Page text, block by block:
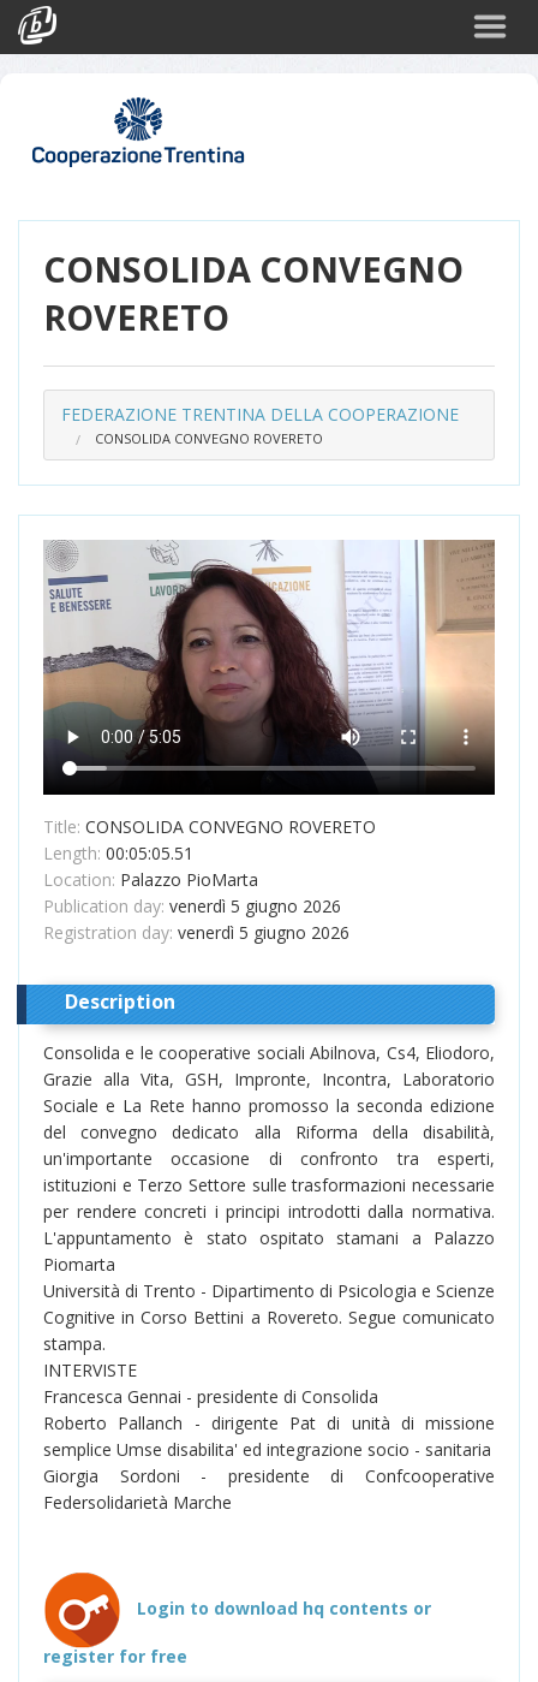
Login
CONSOLIDA CONVEGNO
ROVERETO
FEDERAZIONE TRENTINA DELLA COOPERAZIONE
CONSOLIDA CONVEGNO ROVERETO
Title: CONSOLIDA CONVEGNO ROVERETO
Length: 00:05:05.51
Location: Palazzo PioMarta
Publication day: venerdì 5 giugno 2026
Registration day: venerdì 5 giugno 2026
Description
Consolida e le cooperative sociali Abilnova, Cs4, Eliodoro,
Grazie alla Vita, GSH, Impronte, Incontra, Laboratorio
Sociale e La Rete hanno promosso la seconda edizione
del convegno dedicato alla Riforma della disabilità,
un'importante occasione di confronto tra esperti,
istituzioni e Terzo Settore sulle trasformazioni necessarie
per rendere concreti i principi introdotti dalla normativa.
L'appuntamento è stato ospitato stamani a Palazzo
Piomarta
Università di Trento - Dipartimento di Psicologia e Scienze
Cognitive in Corso Bettini a Rovereto. Segue comunicato
stampa.
INTERVISTE
Francesca Gennai - presidente di Consolida
Roberto Pallanch - dirigente Pat di unità di missione
semplice Umse disabilita' ed integrazione socio - sanitaria
Giorgia Sordoni - presidente di Confcooperative
Federsolidarietà Marche
Login to download hq contents or
register for free